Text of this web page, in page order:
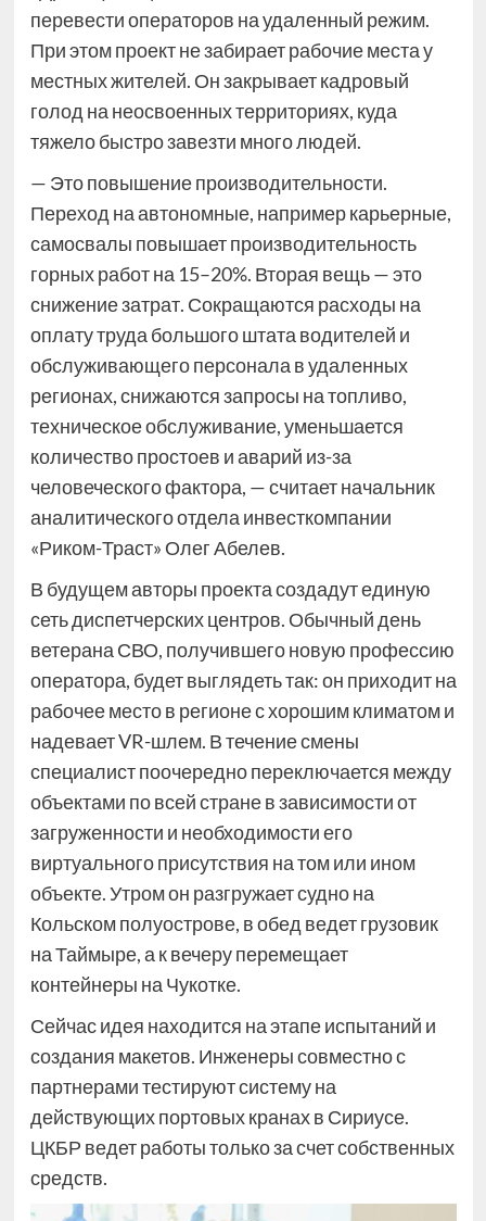
перевести операторов на удаленный режим.
При этом проект не забирает рабочие места у
местных жителей. Он закрывает кадровый
голод на неосвоенных территориях, куда
тяжело быстро завезти много людей.
— Это повышение производительности.
Переход на автономные, например карьерные,
самосвалы повышает производительность
горных работ на 15–20%. Вторая вещь — это
снижение затрат. Сокращаются расходы на
оплату труда большого штата водителей и
обслуживающего персонала в удаленных
регионах, снижаются запросы на топливо,
техническое обслуживание, уменьшается
количество простоев и аварий из-за
человеческого фактора, — считает начальник
аналитического отдела инвесткомпании
«Риком-Траст» Олег Абелев.
В будущем авторы проекта создадут единую
сеть диспетчерских центров. Обычный день
ветерана СВО, получившего новую профессию
оператора, будет выглядеть так: он приходит на
рабочее место в регионе с хорошим климатом и
надевает VR-шлем. В течение смены
специалист поочередно переключается между
объектами по всей стране в зависимости от
загруженности и необходимости его
виртуального присутствия на том или ином
объекте. Утром он разгружает судно на
Кольском полуострове, в обед ведет грузовик
на Таймыре, а к вечеру перемещает
контейнеры на Чукотке.
Сейчас идея находится на этапе испытаний и
создания макетов. Инженеры совместно с
партнерами тестируют систему на
действующих портовых кранах в Сириусе.
ЦКБР ведет работы только за счет собственных
средств.